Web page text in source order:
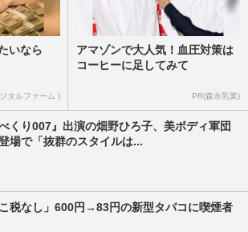
いなら
タルファーム )
アマゾンで大人気！血圧対策は
コーヒーに足してみて
PR(森永乳業)
べくり007』出演の畑野ひろ子、美ボディ軍団
場で「抜群のスタイルは...
こ税なし」600円→83円の新型タバコに喫煙者